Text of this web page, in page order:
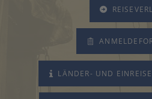
LÄNDER- UND